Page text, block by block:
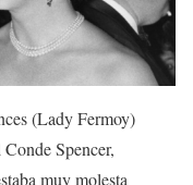
(Lady Fermoy)
Spencer,
muy molesta